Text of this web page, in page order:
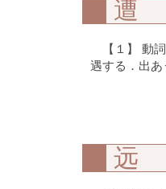
遭
【１】 動
遇する．出
远